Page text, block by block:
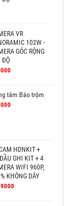
VR
102W -
GÓC RỘNG
ĐỘ
tâm Báo trộm
HDNKIT +
GHI KIT + 4
WIFI 960P,
KHÔNG DÂY